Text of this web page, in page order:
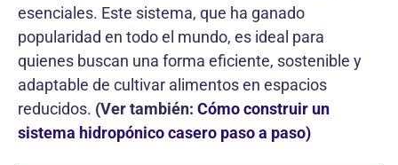
esenciales. Este sistema, que ha ganado
popularidad en todo el mundo, es ideal para
quienes buscan una forma eficiente, sostenible y
adaptable de cultivar alimentos en espacios
reducidos. (Ver también: Cómo construir un
sistema hidropónico casero paso a paso)